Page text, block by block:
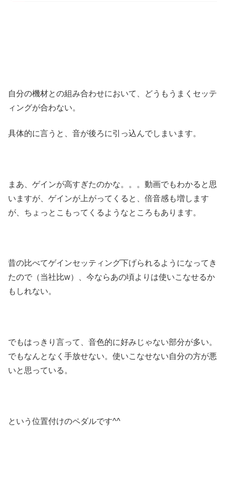
自分の機材との組み合わせにおいて、どうもうまくセッテ
ィングが合わない。
具体的に言うと、音が後ろに引っ込んでしまいます。
まあ、ゲインが高すぎたのかな。。。動画でもわかると思
いますが、ゲインが上がってくると、倍音感も増します
が、ちょっとこもってくるようなところもあります。
昔の比べてゲインセッティング下げられるようになってき
たので（当社比w）、今ならあの頃よりは使いこなせるか
もしれない。
でもはっきり言って、音色的に好みじゃない部分が多い。
でもなんとなく手放せない。使いこなせない自分の方が悪
いと思っている。
という位置付けのペダルです^^